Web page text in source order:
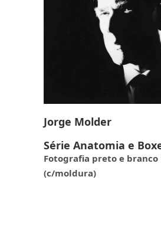
Jorge Molder
Série Anatomia e
Fotografia preto e branco
(c/moldura)